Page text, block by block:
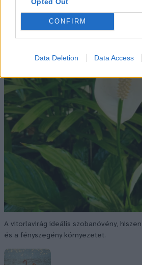
CONFIRM
Data Deletion Data Access
A vitorlavirág ideális szobanövény,
és a fényszegény környezetet.